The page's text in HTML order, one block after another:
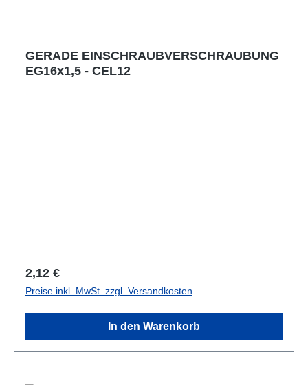
GERADE EINSCHRAUBVERSCHRAUBUNG
EG16x1,5 - CEL12
Regulärer Preis:
2,12 €
Preise inkl. MwSt. zzgl. Versandkosten
In den Warenkorb